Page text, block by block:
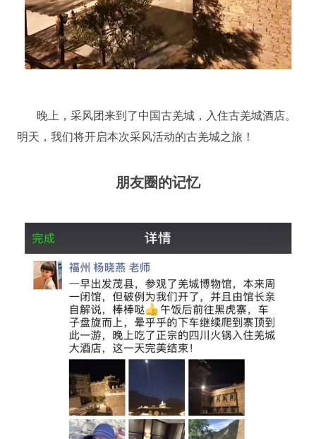
晚上，采风团来到了中国古羌城，入住古羌城酒店。
明天，我们将开启本次采风活动的古羌城之旅！
朋友圈的记忆